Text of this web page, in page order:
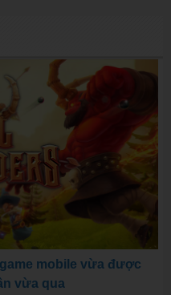
mobile vừa được
vừa qua